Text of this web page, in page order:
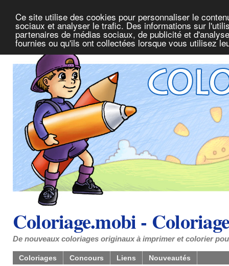
Ce site utilise des cookies pour personnaliser le
sociaux et analyser le trafic. Des informations sur
partenaires de médias sociaux, de publicité et
fournies ou qu'ils ont collectées lorsque vous utilisez
Coloriage.mobi -
De nouveaux coloriages originaux à imprimer et colorier
Coloriages Concours Liens Nouveautés